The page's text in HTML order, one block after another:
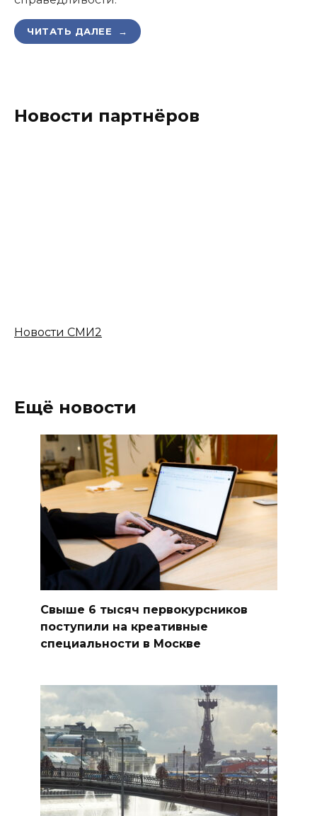
ЧИТАТЬ ДАЛЕЕ →
Новости партнёров
Новости СМИ2
Ещё новости
Свыше 6 тысяч первокурсников
поступили на креативные
специальности в Москве